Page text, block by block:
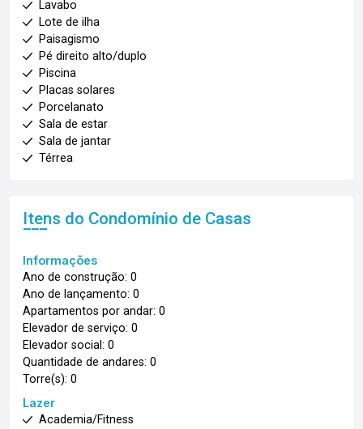
Lavabo
Lote de ilha
Paisagismo
Pé direito alto/duplo
Piscina
Placas solares
Porcelanato
Sala de estar
Sala de jantar
Térrea
Itens do Condomínio de Casas
Informações
Ano de construção: 0
Ano de lançamento: 0
Apartamentos por andar: 0
Elevador de serviço: 0
Elevador social: 0
Quantidade de andares: 0
Torre(s): 0
Lazer
Academia/Fitness